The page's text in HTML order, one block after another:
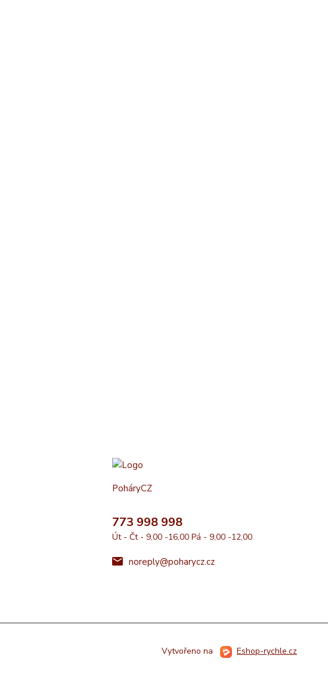
PoháryCZ
773 998 998
Út - Čt - 9,00 -16,00 Pá - 9,00 -12,00
noreply@poharycz.cz
Vytvořeno na Eshop-rychle.cz